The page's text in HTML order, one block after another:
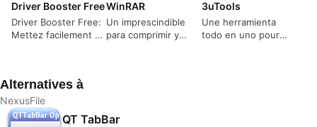
Driver Booster Free
Driver Booster Free:
Mettez facilement à
WinRAR
Un imprescindible
para comprimir y
3uTools
Une herramienta
todo en uno pour
Alternatives à
NexusFile
QT TabBar